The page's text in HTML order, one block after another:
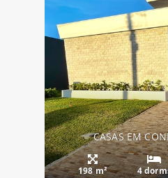
CASAS EM
198 m² 4